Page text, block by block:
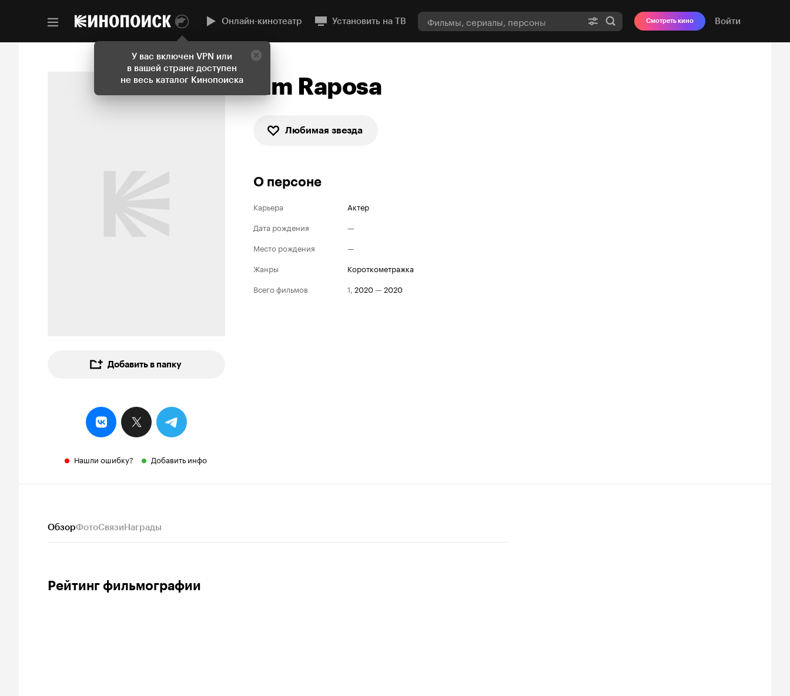
У вас включен VPN или
в вашей стране доступен
не весь каталог Кинопоиска
Онлайн-кинотеатр Установить на ТВ Смотреть кино Войти
Добавить в папку
Нашли ошибку? Добавить инфо
Jim Raposa
Любимая звезда
О персоне
Карьера
Актер
Дата рождения
—
Место рождения
—
Жанры
короткометражка
Всего фильмов
1, 2020— 2020
ОбзорФотоСвязиНаграды
Рейтинг фильмографии